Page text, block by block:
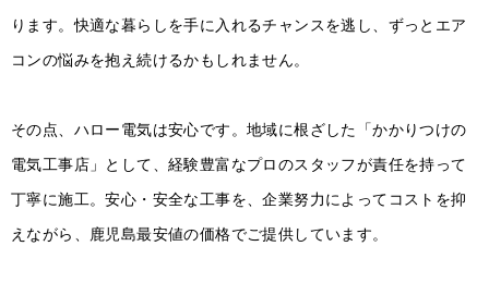
ります。快適な暮らしを手に入れるチャンスを逃し、ずっとエア
コンの悩みを抱え続けるかもしれません。
その点、ハロー電気は安心です。地域に根ざした「かかりつけの
電気工事店」として、経験豊富なプロのスタッフが責任を持って
丁寧に施工。安心・安全な工事を、企業努力によってコストを抑
えながら、鹿児島最安値の価格でご提供しています。